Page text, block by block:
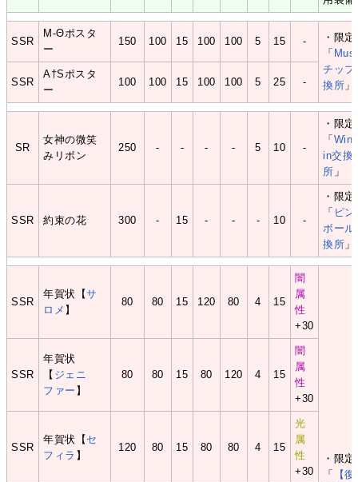
SSR
M-Θポスタ
ー
150 100 15 100 100 5 15 -
・限定
「
チップ
換所 」
SSR
A†Sポスタ
ー
100 100 15 100 100 5 25 -
SR
女神の微笑
みリボン
250 - - - - 5 10 -
・限定
「 Win-
in交換
所 」
SSR 約束の花 300 - 15 - - - 10 -
・限定
「 ピン
ボール
換所 」
SSR
年賀状【サ
ロメ 】
80 80 15 120 80 4 15
闇
属
性
+30
・限定
「
【復
SSR
年賀状
【 ジェニ
ファー 】
80 80 15 80 120 4 15
闇
属
性
+30
SSR
年賀状【 セ
フィラ 】
120 80 15 80 80 4 15
光
属
性
+30